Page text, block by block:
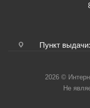
Пункт
2026 ©
Не